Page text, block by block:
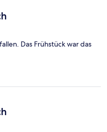
Das Frühstück war das